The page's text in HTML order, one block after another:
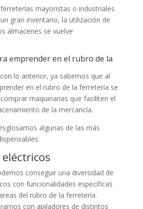
mayoristas o industriales
gran inventario, la utilización de
almacenes se vuelve
emprender en el rubro de la
lo anterior, ya sabemos que al
en el rubro de la ferretería se
maquinarias que faciliten el
de la mercancía.
algunas de las más
conseguir una diversidad de
con funcionalidades específicas
del rubro de la ferretería.
con apiladores de distintos